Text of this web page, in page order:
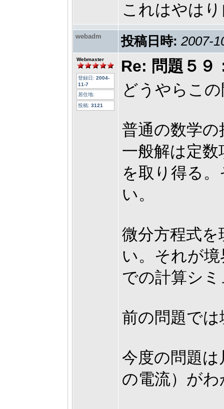
これはやは
webadm 投稿日時: 2007-
Webmaster
登録日: 2004-
11-7
居住地:
投稿: 3121
Re: 問題５９
どうやらこ
普通の数学
一般解は定
を取り得る
い。
微分方程式
い。それが
での計算シ
前の問題で
今度の問題
の電流）が